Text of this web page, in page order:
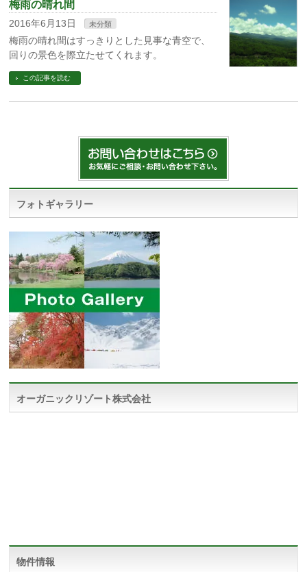
梅雨の晴れ間
2016年6月13日 未分類
梅雨の晴れ間はすっきりとした見事な青空で、
回りの景色を際立たせてくれます。
この記事を読む
フォトギャラリー
オーガニックリゾート株式会社
物件情報